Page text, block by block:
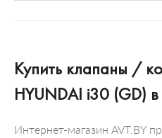
Купить клапаны /
HYUNDAI i30 (GD)
Интернет-магазин AVT.BY